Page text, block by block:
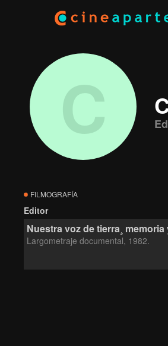
C
FILMOGRAFÍA
Editor
Nuestra voz de tierra¸
Largometraje documental, 1982.